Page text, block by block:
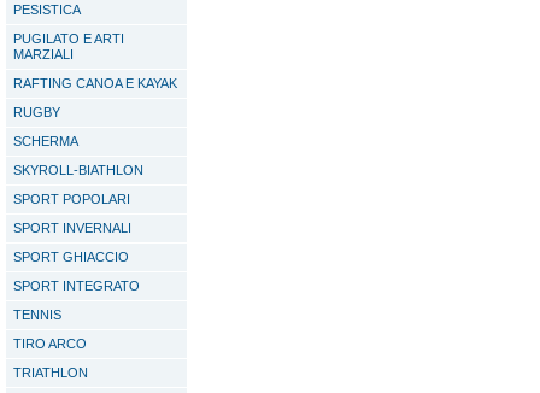
PESISTICA
PUGILATO E ARTI
MARZIALI
RAFTING CANOA E KAYAK
RUGBY
SCHERMA
SKYROLL-BIATHLON
SPORT POPOLARI
SPORT INVERNALI
SPORT GHIACCIO
SPORT INTEGRATO
TENNIS
TIRO ARCO
TRIATHLON